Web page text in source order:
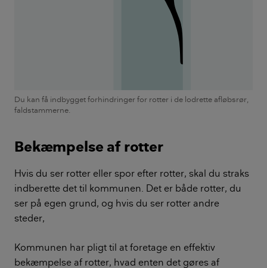
Du kan få indbygget forhindringer for rotter i de lodrette afløbsrør,
faldstammerne.
Bekæmpelse af rotter
Hvis du ser rotter eller spor efter rotter, skal du straks
indberette det til kommunen. Det er både rotter, du
ser på egen grund, og hvis du ser rotter andre
steder,
Kommunen har pligt til at foretage en effektiv
bekæmpelse af rotter, hvad enten det gøres af